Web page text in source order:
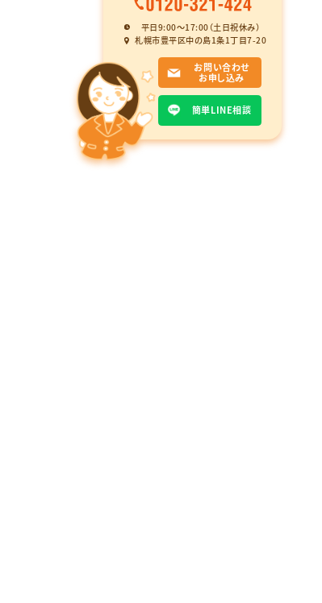
平日9:00〜17:00（土日祝休み）
札幌市豊平区中の島1条1丁目7-20
お問い合わせ
お申し込み
簡単LINE相談